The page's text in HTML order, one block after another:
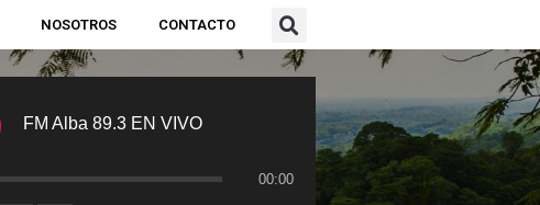
NOSOTROS CONTACTO
FM Alba 89.3 EN VIVO
00:00